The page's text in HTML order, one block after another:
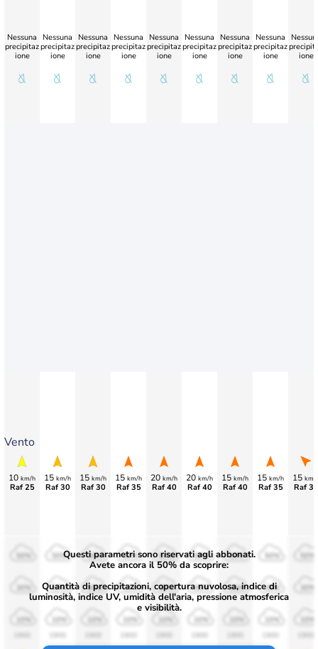
Vento
Nessuna
precipitaz
ione
10 km/h
Raf 25
Nessuna
precipitaz
ione
15 km/h
Raf 30
Nessuna
precipitaz
ione
15 km/h
Raf 30
Nessuna
precipitaz
ione
15 km/h
Raf 35
Nessuna
precipitaz
ione
20 km/h
Raf 40
Nessuna
precipitaz
ione
20 km/h
Raf 40
Nessuna
precipitaz
ione
15 km/h
Raf 40
Nessuna
precipitaz
ione
15 km/h
Raf 35
ione
15 km/
Raf 35
50%
30%
10%
50%
30%
50%
30%
10%
50%
30%
50%
30%
10%
50%
30%
50%
30%
10%
Questi parametri sono riservati agli abbonati.
Avete ancora il 50% da scoprire:
Quantità di precipitazioni, copertura nuvolosa, indice di
luminosità, indice UV, umidità dell'aria, pressione atmosferica
e visibilità.